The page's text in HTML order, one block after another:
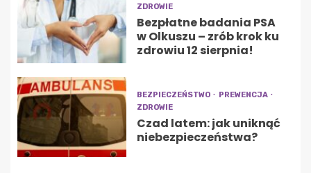
ZDROWIE
Bezpłatne badania PSA
w Olkuszu – zrób krok ku
zdrowiu 12 sierpnia!
BEZPIECZEŃSTWO
PREWENCJA
ZDROWIE
Czad latem: jak uniknąć
niebezpieczeństwa?